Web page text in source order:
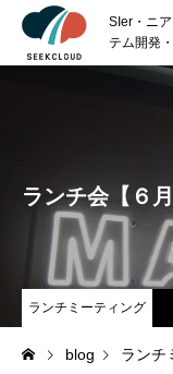
SIer・ニ
テム開発
沿 革
会社概要
SERVICE
TECHNOLOGY
ランチ会【６
ランチミーティング
blog ランチ